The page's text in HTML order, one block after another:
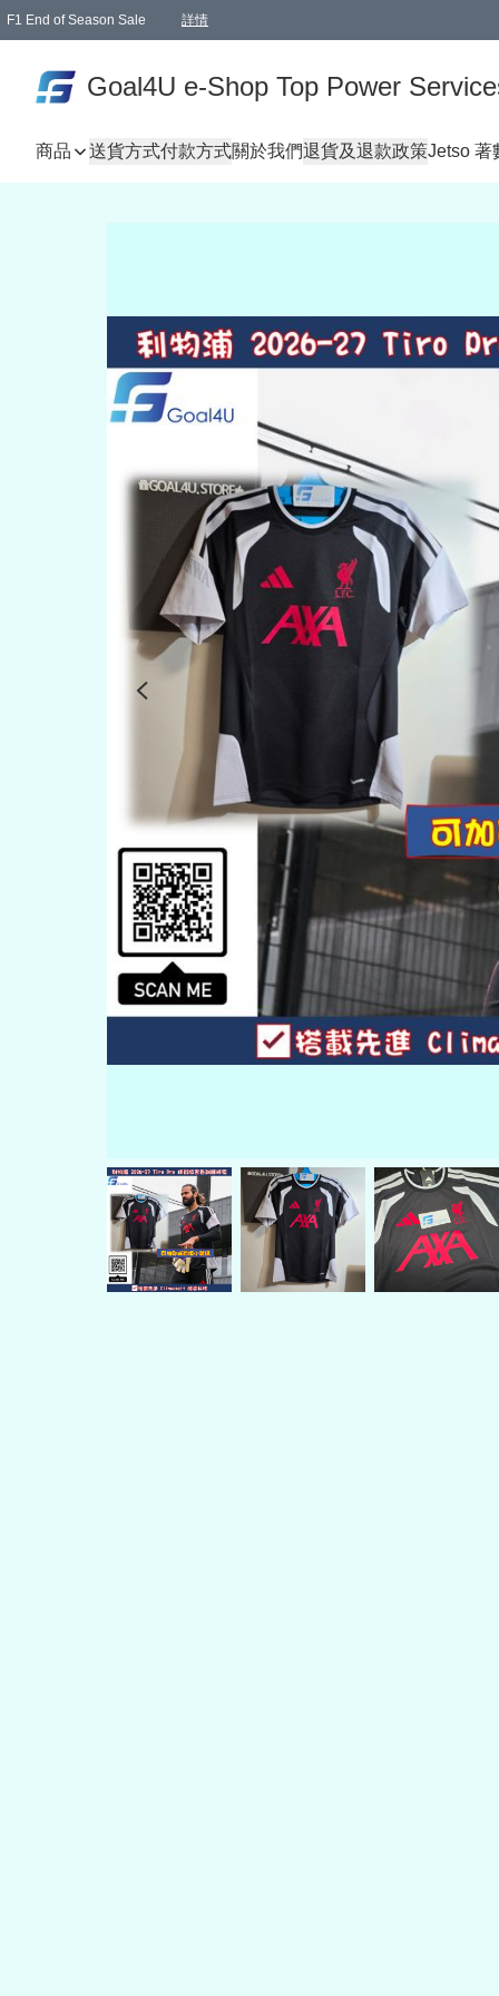
F1 End of Season Sale 詳情
Goal4U e-Shop Top Power
商品 送貨方式付款方式關於我們退貨及退款政策Jetso 著